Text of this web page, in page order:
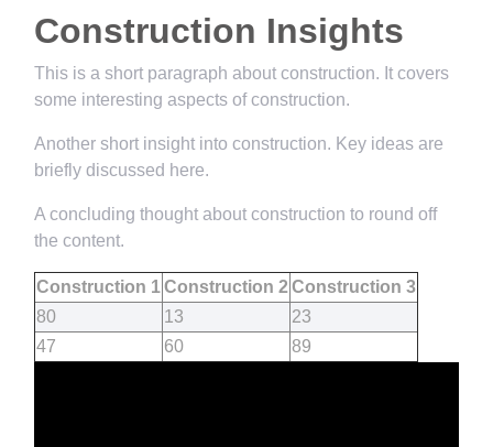
Construction Insights
This is a short paragraph about construction. It covers
some interesting aspects of construction.
Another short insight into construction. Key ideas are
briefly discussed here.
A concluding thought about construction to round off
the content.
Construction 1Construction 2 Construction 3
80
13
23
47
60 89